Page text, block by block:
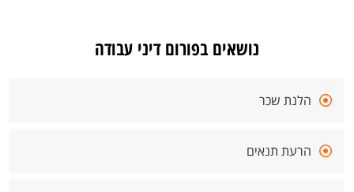
נושאים בפורום דיני עבודה
הלנת שכר
הרעת תנאים